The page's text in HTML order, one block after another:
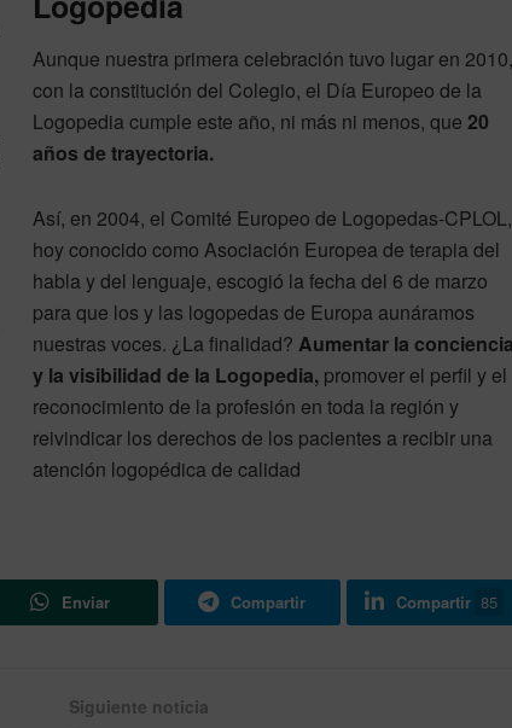
Aunque nuestra primera celebración tuvo lugar en 2010,
con la constitución del Colegio, el Día Europeo de la
Logopedia cumple este año, ni más ni menos, que 20
años de trayectoria.
Así, en 2004, el Comité Europeo de Logopedas-CPLOL,
hoy conocido como Asociación Europea de terapia del
habla y del lenguaje, escogió la fecha del 6 de marzo
para que los y las logopedas de Europa aunáramos
nuestras voces. ¿La finalidad? Aumentar la conciencia
y la visibilidad de la Logopedia, promover el perfil y el
reconocimiento de la profesión en toda la región y
reivindicar los derechos de los pacientes a recibir una
atención logopédica de calidad
Enviar Compartir Compartir 85
Siguiente noticia